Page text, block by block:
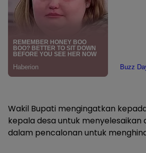
Wakil Bupati mengingatkan
kepala desa untuk menyelesaikan
dalam pencalonan untuk